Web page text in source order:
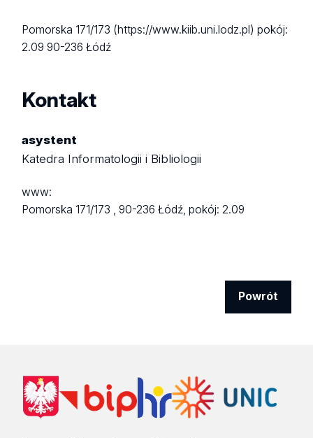
Pomorska 171/173 (https://www.kiib.uni.lodz.pl)pokój:
2.0990-236 Łódź
Kontakt
asystent
Katedra Informatologii i Bibliologii
www:
Pomorska 171/173 ,90-236 Łódź,pokój: 2.09
Powrót